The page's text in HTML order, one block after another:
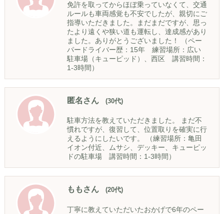
免許を取ってからほぼ乗っていなくて、交通
ルールも車両感覚も不安でしたが、親切にご
指導いただきました。まだまだですが、思っ
たより遠くや狭い道も運転し、達成感があり
ました。ありがとうございました！ （ペー
パードライバー歴：15年 練習場所：広い
駐車場（キューピッド）、西区 講習時間：
1-3時間）
匿名さん (30代)
駐車方法を教えていただきました。 まだ不
慣れですが、復習して、位置取りを確実に行
えるようにしたいです。 （練習場所：亀田
イオン付近、ムサシ、デッキー、キューピッ
ドの駐車場 講習時間：1-3時間）
ももさん (20代)
丁寧に教えていただいたおかげで6年のペー